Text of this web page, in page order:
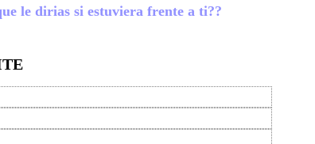
le dirias si estuviera frente a ti??